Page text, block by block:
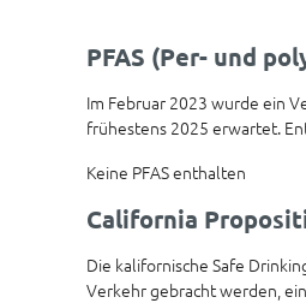
PFAS (Per- und
Im Februar 2023 wurde ein
frühestens 2025 erwartet.
Keine PFAS enthalten
California
Die kalifornische Safe
Verkehr gebracht werden,